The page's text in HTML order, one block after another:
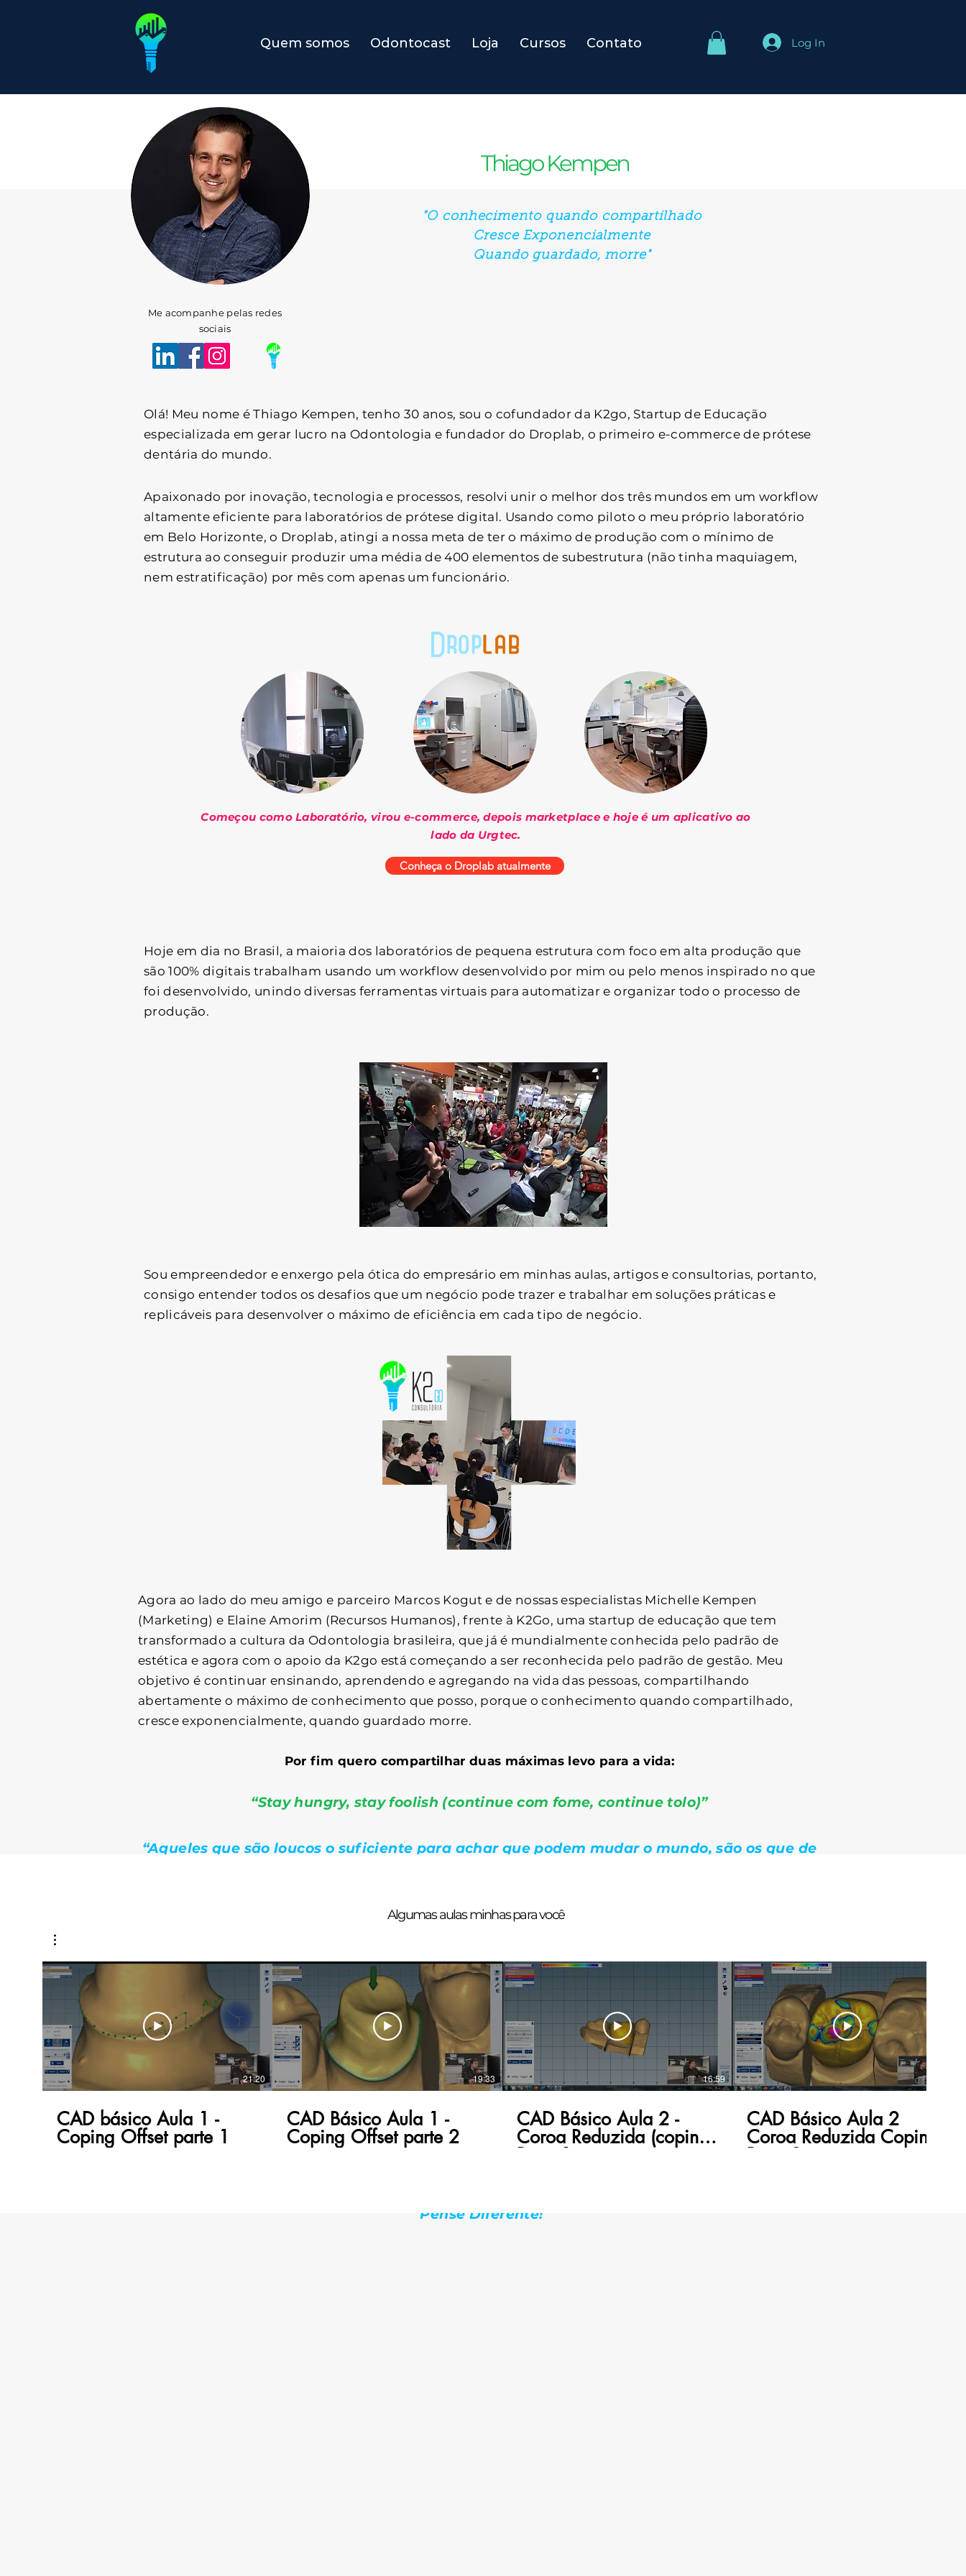
Quem somos Odontocast Loja Cursos Contato Log In
"O conhecimento quando compartilhado
Cresce Exponencialmente
Quando guardado, morre"
Me acompanhe pelas redes
sociais
Olá! Meu nome é Thiago Kempen, tenho 30 anos, sou o cofundador da K2go, Startup de Educação
especializada em gerar lucro na Odontologia e fundador do Droplab, o primeiro e-commerce de prótese
dentária do mundo.
Apaixonado por inovação, tecnologia e processos, resolvi unir o melhor dos três mundos em um workflow
altamente eficiente para laboratórios de prótese digital. Usando como piloto o meu próprio laboratório
em Belo Horizonte, o Droplab, atingi a nossa meta de ter o máximo de produção com o mínimo de
estrutura ao conseguir produzir uma média de 400 elementos de subestrutura (não tinha maquiagem,
nem estratificação) por mês com apenas um funcionário.
Conheça o Droplab atualmente
Começou como Laboratório, virou e-commerce, depois marketplace e hoje é um aplicativo ao
lado da Urgtec.
Hoje em dia no Brasil, a maioria dos laboratórios de pequena estrutura com foco em alta produção que
são 100% digitais trabalham usando um workflow desenvolvido por mim ou pelo menos inspirado no que
foi desenvolvido, unindo diversas ferramentas virtuais para automatizar e organizar todo o processo de
produção.
Sou empreendedor e enxergo pela ótica do empresário em minhas aulas, artigos e consultorias, portanto,
consigo entender todos os desafios que um negócio pode trazer e trabalhar em soluções práticas e
replicáveis para desenvolver o máximo de eficiência em cada tipo de negócio.
Agora ao lado do meu amigo e parceiro Marcos Kogut e de nossas especialistas Michelle Kempen
(Marketing) e Elaine Amorim (Recursos Humanos), frente à K2Go, uma startup de educação que tem
transformado a cultura da Odontologia brasileira, que já é mundialmente conhecida pelo padrão de
estética e agora com o apoio da K2go está começando a ser reconhecida pelo padrão de gestão. Meu
objetivo é continuar ensinando, aprendendo e agregando na vida das pessoas, compartilhando
abertamente o máximo de conhecimento que posso, porque o conhecimento quando compartilhado,
cresce exponencialmente, quando guardado morre.
Por fim quero compartilhar duas máximas levo para a vida:
“Stay hungry, stay foolish (continue com fome, continue tolo)”
“Aqueles que são loucos o suficiente para achar que podem mudar o mundo, são os que de
Ambas as frases são de Steve Jobs
Pense Diferente!
Algumas aulas minhas para você
21:20
CAD básico Aula 1 -
Coping Offset parte 1
19:33
CAD Básico Aula 1 -
Coping Offset parte 2
16:59
CAD Básico Aula 2 -
Coroa Reduzida (coping)
Parte 1
CAD Básico Aula 2
Coroa Reduzida Coping
Parte 2
Thiago Kempen